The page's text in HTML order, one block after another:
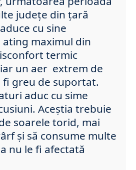
județe din țară
cu sine
maximul din
termic
un aer extrem de
fi greu de suportat.
aduc cu sime
Aceștia trebuie
soarele torid, mai
și să consume multe
nu le fi afectată